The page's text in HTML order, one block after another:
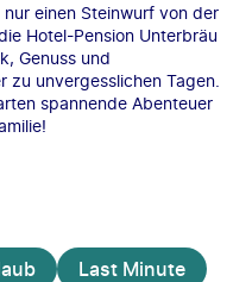
einen Steinwurf von der
Hotel-Pension Unterbräu
Genuss und
zu unvergesslichen Tagen.
spannende Abenteuer
Last Minute